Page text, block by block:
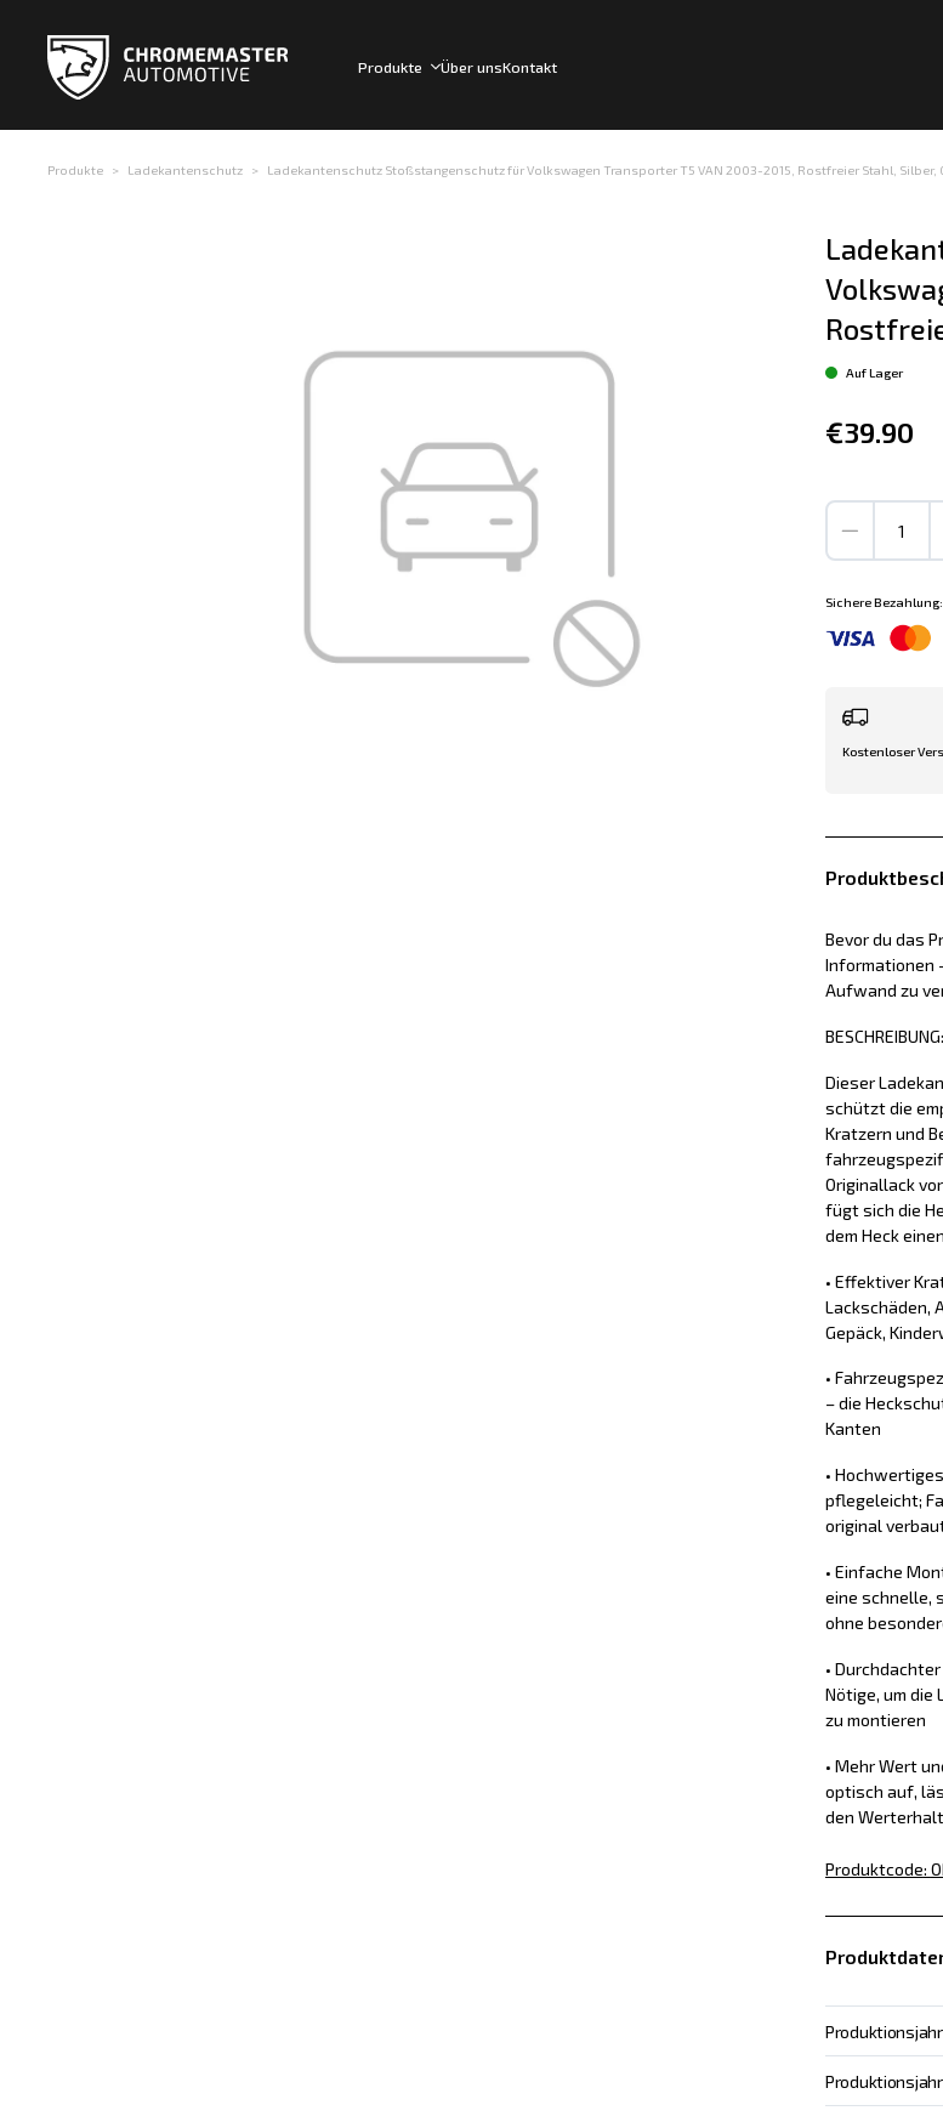
Produkte Über unsKontakt
Produkte Ladekantenschutz Ladekantenschutz Stoßstangenschutz für Volkswagen Transporter T5 VAN 2003-2015, Rostfreier Stahl, Silber,
Auf Lager
€39.90
Sichere Bezahlung:
Kostenloser
Bevor du das
Informationen
Aufwand zu
BESCHREIBUNG:
Dieser
schützt die
Kratzern und
Originallack
fügt sich die
dem Heck
• Effektiver
Lackschäden,
Gepäck,
•
– die
Kanten
•
pflegeleicht;
original
• Einfache
eine schnelle,
ohne
•
Nötige, um
zu montieren
• Mehr Wert
optisch auf,
den
Produktcode: